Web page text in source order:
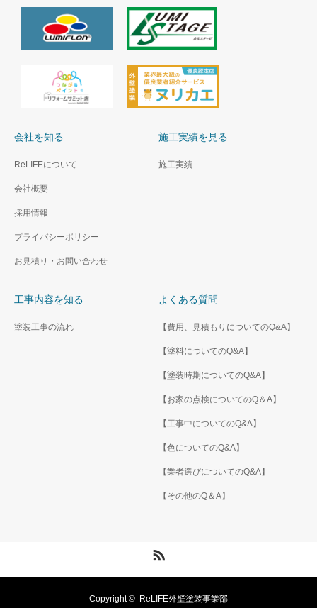
会社を知る
ReLIFEについて
会社概要
採用情報
プライバシーポリシー
お見積り・お問い合わせ
施工実績を見る
施工実績
工事内容を知る
塗装工事の流れ
よくある質問
【費用、見積もりについてのQ&A】
【塗料についてのQ&A】
【塗装時期についてのQ&A】
【お家の点検についてのQ＆A】
【工事中についてのQ&A】
【色についてのQ&A】
【業者選びについてのQ&A】
【その他のQ＆A】
Copyright © ReLIFE外壁塗装事業部